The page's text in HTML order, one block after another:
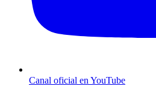
Canal oficial en YouTube